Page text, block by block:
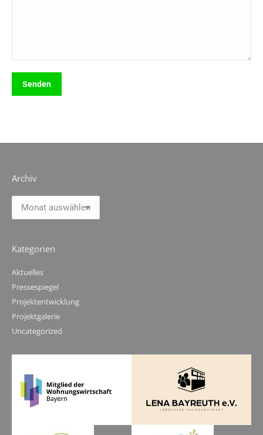
Archiv
Kategorien
Aktuelles
Pressespiegel
Projektentwicklung
Projektgalerie
Uncategorized